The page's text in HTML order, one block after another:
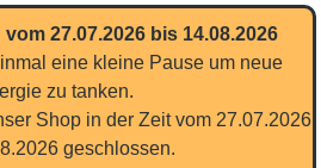
27.07.2026 bis 14.08.2026
eine kleine Pause um neue
zu tanken.
Shop in der Zeit vom 27.07.2026
geschlossen.